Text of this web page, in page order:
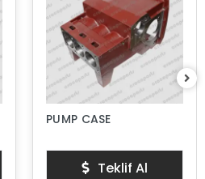
PUMP CASE
Teklif Al